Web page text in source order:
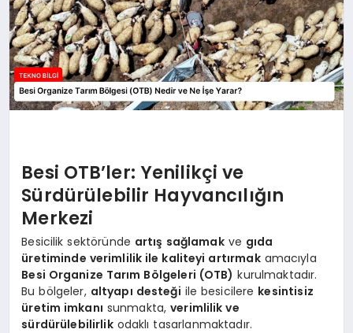
Besi OTB’ler: Yenilikçi ve
Sürdürülebilir Hayvancılığın
Merkezi
Besicilik sektöründe artış sağlamakve gıda
üretiminde verimlilik ile kaliteyi artırmakamacıyla
Besi Organize Tarım Bölgeleri (OTB) kurulmaktadır.
Bu bölgeler, altyapı desteği ile besicilere kesintisiz
üretim imkanı sunmakta,verimlilik ve
sürdürülebilirlikodaklı tasarlanmaktadır.